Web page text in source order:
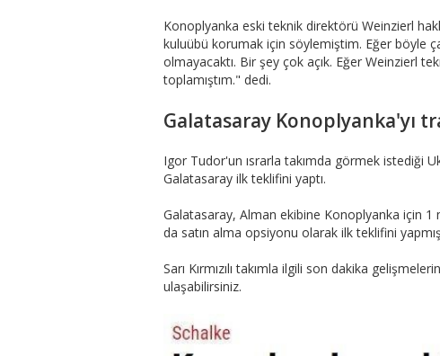
Konoplyanka eski teknik direktörü Weinzierl
kuluübü korumak için söylemiştim. Eğer böyle
olmayacaktı. Bir şey çok açık. Eğer Weinzierl
toplamıştım." dedi.
Galatasaray Konoplyanka'yı
Igor Tudor'un ısrarla takımda görmek istediği
Galatasaray ilk teklifini yaptı.
Galatasaray, Alman ekibine Konoplyanka için
da satın alma opsiyonu olarak ilk teklifini
Sarı Kırmızılı takımla ilgili son dakika
ulaşabilirsiniz.